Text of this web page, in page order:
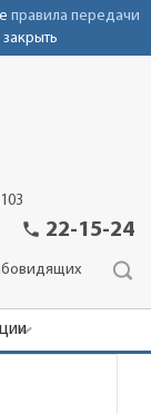
правила передачи
закрыть
phone 22-15-24